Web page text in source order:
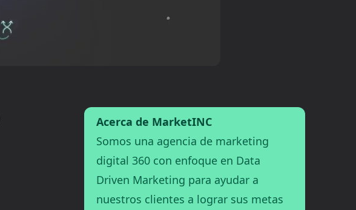
Acerca de MarketINC
Somos una agencia de marketing
digital 360 con enfoque en Data
Driven Marketing para ayudar a
nuestros clientes a lograr sus metas